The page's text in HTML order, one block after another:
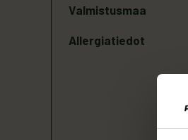
Valmistusmaa
Allergiatiedot